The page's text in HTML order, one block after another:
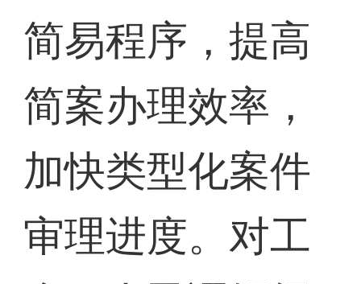
简易程序，提高
简案办理效率，
加快类型化案件
审理进度。对工